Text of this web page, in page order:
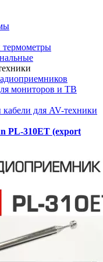
мониторов и ТВ
для AV-техники
PL-310ET (export